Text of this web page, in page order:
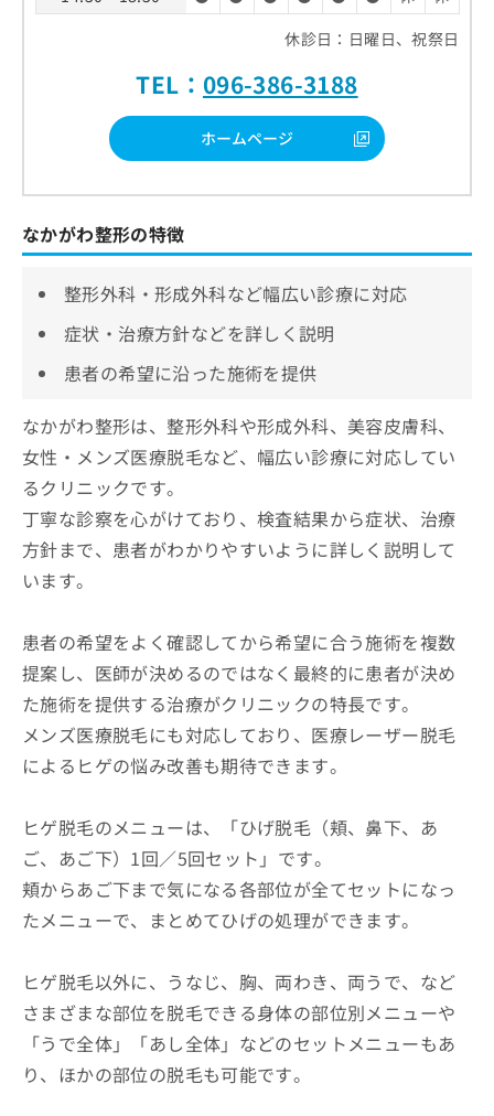
休診日：日曜日、祝祭日
TEL： 096-386-3188
ホームページ
なかがわ整形の特徴
整形外科・形成外科など幅広い診療に対応
症状・治療方針などを詳しく説明
患者の希望に沿った施術を提供
なかがわ整形は、整形外科や形成外科、美容皮膚科、
女性・メンズ医療脱毛など、幅広い診療に対応してい
るクリニックです。
丁寧な診察を心がけており、検査結果から症状、治療
方針まで、患者がわかりやすいように詳しく説明して
います。
患者の希望をよく確認してから希望に合う施術を複数
提案し、医師が決めるのではなく最終的に患者が決め
た施術を提供する治療がクリニックの特長です。
メンズ医療脱毛にも対応しており、医療レーザー脱毛
によるヒゲの悩み改善も期待できます。
ヒゲ脱毛のメニューは、「ひげ脱毛（頬、鼻下、あ
ご、あご下）1回／5回セット」です。
頬からあご下まで気になる各部位が全てセットになっ
たメニューで、まとめてひげの処理ができます。
ヒゲ脱毛以外に、うなじ、胸、両わき、両うで、など
さまざまな部位を脱毛できる身体の部位別メニューや
「うで全体」「あし全体」などのセットメニューもあ
り、ほかの部位の脱毛も可能です。